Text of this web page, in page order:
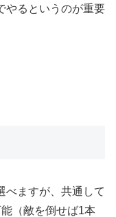
やるというのが重要
べますが、共通して
（敵を倒せば1本